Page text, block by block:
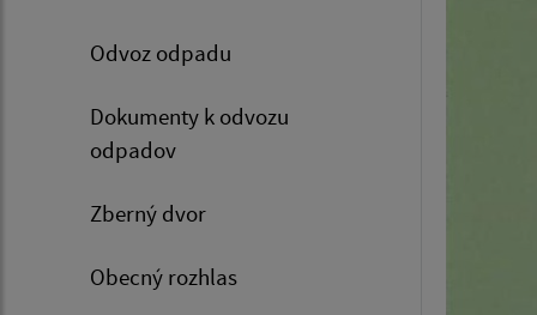
Odvoz odpadu
Dokumenty k odvozu
odpadov
Zberný dvor
Obecný rozhlas